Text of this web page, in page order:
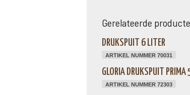
Gerelateerde
DRUKSPUIT 6 LITER
ARTIKEL NUMMER 70031
GLORIA DRUKSPUIT PRIMA
ARTIKEL NUMMER 72303